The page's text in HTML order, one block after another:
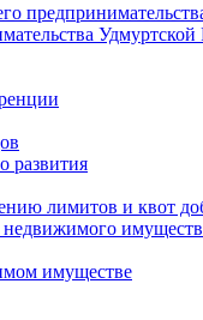
Удмуртской
развития
лимитов и квот
имуществе